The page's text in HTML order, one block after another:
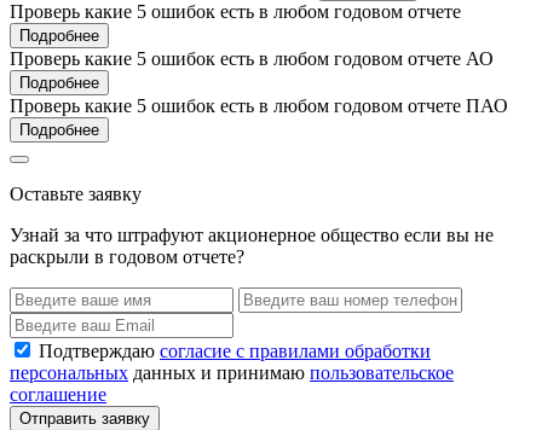
Проверь какие 5 ошибок есть в любом годовом отчете
Подробнее
Проверь какие 5 ошибок есть в любом годовом отчете АО
Подробнее
Проверь какие 5 ошибок есть в любом годовом отчете ПАО
Подробнее
Оставьте заявку
Узнай за что штрафуют акционерное общество если вы не
раскрыли в годовом отчете?
Подтверждаю согласие с правилами обработки
персональных данных и принимаю пользовательское
соглашение
Отправить заявку